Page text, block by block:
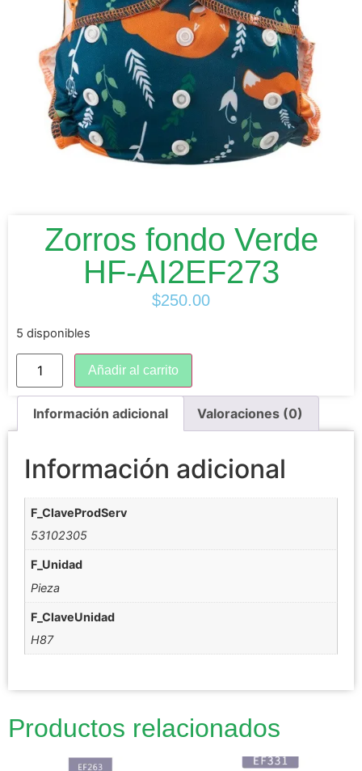
Zorros fondo Verde
HF-AI2EF273
$250.00
5 disponibles
Añadir al carrito
Información adicional Valoraciones (0)
Información adicional
F_ClaveProdServ
53102305
F_Unidad
Pieza
F_ClaveUnidad
H87
Productos relacionados